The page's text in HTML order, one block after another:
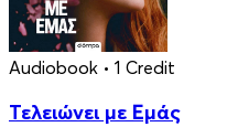
Audiobook • 1 Credit
Τελειώνει με Εμάς